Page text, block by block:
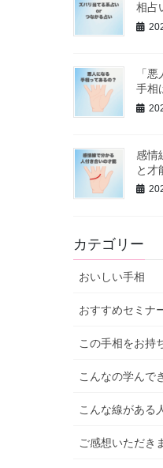
相占
「
手相
感情
と才
カテゴリー
おいしい手相
おすすめセミナ
この手相をお持
こんなの学んで
こんな線がある
ご感想いただき